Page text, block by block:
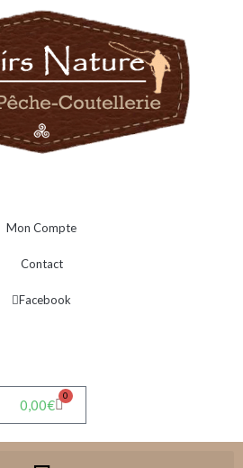
Mon Compte
Contact
Facebook
0,00€
0